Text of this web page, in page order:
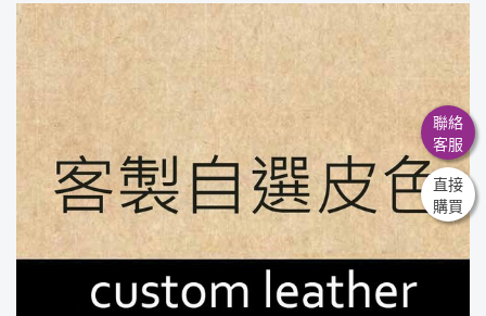
聯絡
客服
直接
購買